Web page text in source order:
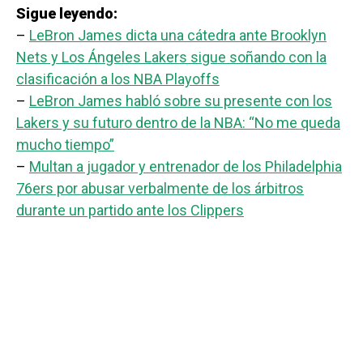
Sigue leyendo:
– LeBron James dicta una cátedra ante Brooklyn
Nets y Los Ángeles Lakers sigue soñando con la
clasificación a los NBA Playoffs
– LeBron James habló sobre su presente con los
Lakers y su futuro dentro de la NBA: “No me queda
mucho tiempo”
– Multan a jugador y entrenador de los Philadelphia
76ers por abusar verbalmente de los árbitros
durante un partido ante los Clippers